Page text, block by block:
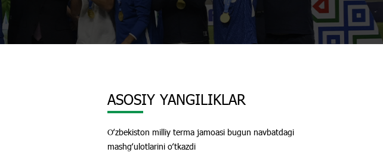
ASOSIY YANGILIKLAR
Oʻzbekiston milliy terma jamoasi bugun navbatdagi
mashgʻulotlarini oʻtkazdi